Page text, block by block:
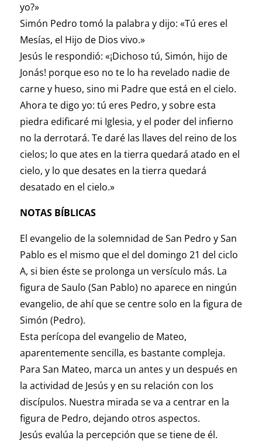
yo?»
Simón Pedro tomó la palabra y dijo: «Tú eres el
Mesías, el Hijo de Dios vivo.»
Jesús le respondió: «¡Dichoso tú, Simón, hijo de
Jonás! porque eso no te lo ha revelado nadie de
carne y hueso, sino mi Padre que está en el cielo.
Ahora te digo yo: tú eres Pedro, y sobre esta
piedra edificaré mi Iglesia, y el poder del infierno
no la derrotará. Te daré las llaves del reino de los
cielos; lo que ates en la tierra quedará atado en el
cielo, y lo que desates en la tierra quedará
desatado en el cielo.»
NOTAS BÍBLICAS
El evangelio de la solemnidad de San Pedro y San
Pablo es el mismo que el del domingo 21 del ciclo
A, si bien éste se prolonga un versículo más. La
figura de Saulo (San Pablo) no aparece en ningún
evangelio, de ahí que se centre solo en la figura de
Simón (Pedro).
Esta perícopa del evangelio de Mateo,
aparentemente sencilla, es bastante compleja.
Para San Mateo, marca un antes y un después en
la actividad de Jesús y en su relación con los
discípulos. Nuestra mirada se va a centrar en la
figura de Pedro, dejando otros aspectos.
Jesús evalúa la percepción que se tiene de él.